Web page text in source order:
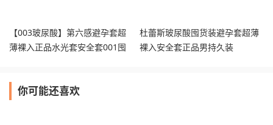
【003玻尿酸】第六感避孕套超
薄裸入正品水光套安全套001囤
杜蕾斯玻尿酸囤货装避孕套超薄
裸入安全套正品男持久装
你可能还喜欢